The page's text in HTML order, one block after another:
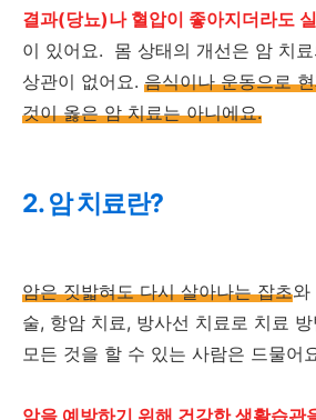
결과(당뇨)나 혈압이 좋아지더라도
이 있어요. 몸 상태의 개선은 암 치
상관이 없어요. 음식이나 운동으로
것이 옳은 암 치료는 아니에요.
2. 암 치료란?
암은 짓밟혀도 다시 살아나는 잡초와
술, 항암 치료, 방사선 치료로 치료
모든 것을 할 수 있는 사람은 드물어
암을 예방하기 위해 건강한 생활습관